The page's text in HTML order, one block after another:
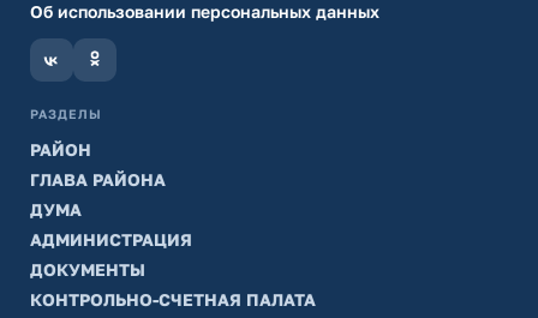
Об использовании персональных данных
РАЗДЕЛЫ
РАЙОН
ГЛАВА РАЙОНА
ДУМА
АДМИНИСТРАЦИЯ
ДОКУМЕНТЫ
КОНТРОЛЬНО-СЧЕТНАЯ ПАЛАТА